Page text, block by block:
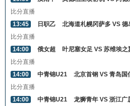
比分直播
13:45
日职乙
北海道札幌冈萨多 VS 德
比分直播
14:00
俄女超
叶尼塞女足 VS 苏维埃之
比分直播
14:00
中青锦U21
北京首钢 VS 青岛国
比分直播
14:00
中青锦U21
龙狮青年 VS 浙江广